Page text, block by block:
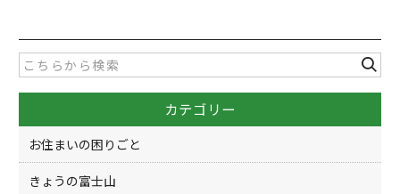
e
b
o
o
k
er
カテゴリー
お住まいの困りごと
きょうの富士山